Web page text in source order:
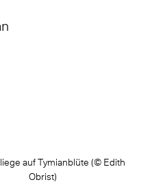
auf Tymianblüte (© Edith
Obrist)